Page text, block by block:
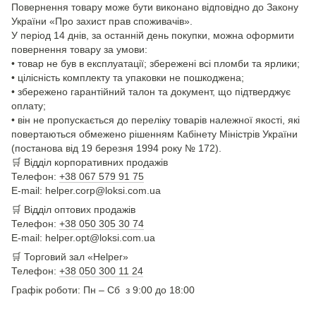
Повернення товару може бути виконано відповідно до Закону
України «Про захист прав споживачів».
У період 14 днів, за останній день покупки, можна оформити
повернення товару за умови:
• товар не був в експлуатації; збережені всі пломби та ярлики;
• цілісність комплекту та упаковки не пошкоджена;
• збережено гарантійний талон та документ, що підтверджує
оплату;
• він не пропускається до переліку товарів належної якості, які
повертаються обмежено рішенням Кабінету Міністрів України
(постанова від 19 березня 1994 року № 172).
🛒 Відділ корпоративних продажів
Телефон: +38 067 579 91 75
E-mail: helper.corp@loksi.com.ua
🛒 Відділ оптових продажів
Телефон: +38 050 305 30 74
E-mail: helper.opt@loksi.com.ua
🛒 Торговий зал «Helper»
Телефон: +38 050 300 11 24
Графік роботи: Пн – Сб з 9:00 до 18:00